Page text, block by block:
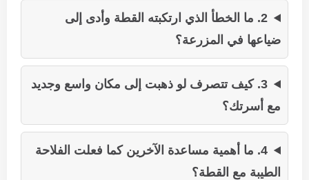
2. ما الخطأ الذي ارتكبته القطة وأدى إلى
ضياعها في المزرعة؟
3. كيف تتصرف لو ذهبت إلى مكان واسع وجديد
مع أسرتك؟
4. ما أهمية مساعدة الآخرين كما فعلت الفلاحة
الطيبة مع القطة؟